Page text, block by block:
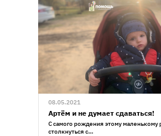
Артём и не думает сдаваться!
08.05.2021
С самого рождения этому
столкнуться с…